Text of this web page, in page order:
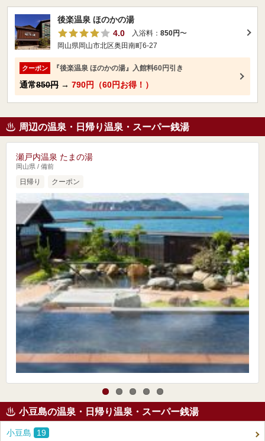
後楽温泉 ほのかの湯
4.0
入浴料： 850円〜
岡山県岡山市北区奥田南町6-27
クーポン 『後楽温泉 ほのかの湯』入館料60円引き
通常850円 → 790円（60円お得！）
周辺の温泉・日帰り温泉・スーパー銭湯
瀬戸内温泉 たまの湯
岡山県 / 備前
日帰り クーポン
小豆島の温泉・日帰り温泉・スーパー銭湯
小豆島 19